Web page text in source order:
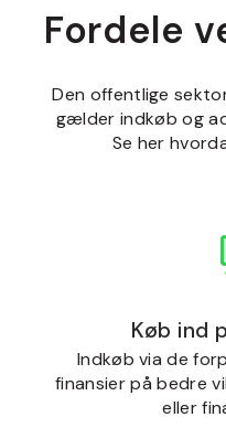
Fordele
Den offentlige
gælder indkøb og
Se her
Køb ind
Indkøb via de
finansier på bedre
eller